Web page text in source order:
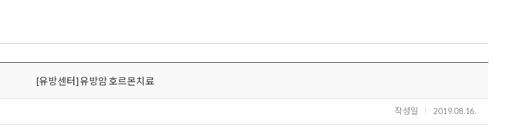
[유방센터] 유방암 호르몬치료
작성일 2019.08.16.